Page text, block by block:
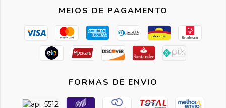
MEIOS DE PAGAMENTO
FORMAS DE ENVIO